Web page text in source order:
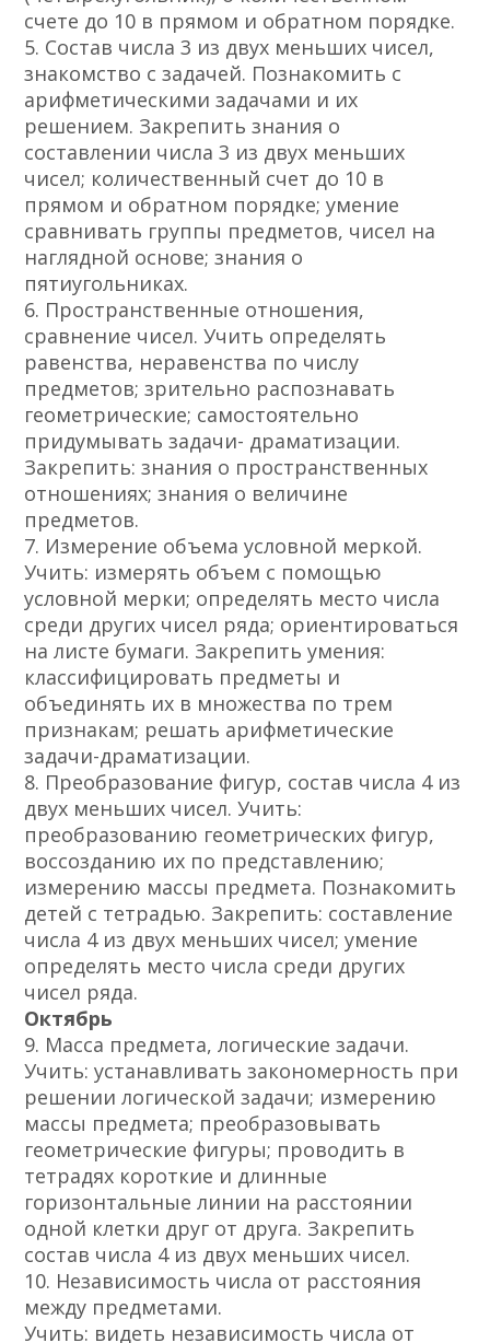
счете до 10 в прямом и обратном порядке.
5. Состав числа 3 из двух меньших чисел,
знакомство с задачей. Познакомить с
арифметическими задачами и их
решением. Закрепить знания о
составлении числа 3 из двух меньших
чисел; количественный счет до 10 в
прямом и обратном порядке; умение
сравнивать группы предметов, чисел на
наглядной основе; знания о
пятиугольниках.
6. Пространственные отношения,
сравнение чисел. Учить определять
равенства, неравенства по числу
предметов; зрительно распознавать
геометрические; самостоятельно
придумывать задачи- драматизации.
Закрепить: знания о пространственных
отношениях; знания о величине
предметов.
7. Измерение объема условной меркой.
Учить: измерять объем с помощью
условной мерки; определять место числа
среди других чисел ряда; ориентироваться
на листе бумаги. Закрепить умения:
классифицировать предметы и
объединять их в множества по трем
признакам; решать арифметические
задачи-драматизации.
8. Преобразование фигур, состав числа 4 из
двух меньших чисел. Учить:
преобразованию геометрических фигур,
воссозданию их по представлению;
измерению массы предмета. Познакомить
детей с тетрадью. Закрепить: составление
числа 4 из двух меньших чисел; умение
определять место числа среди других
чисел ряда.
Октябрь
9. Масса предмета, логические задачи.
Учить: устанавливать закономерность при
решении логической задачи; измерению
массы предмета; преобразовывать
геометрические фигуры; проводить в
тетрадях короткие и длинные
горизонтальные линии на расстоянии
одной клетки друг от друга. Закрепить
состав числа 4 из двух меньших чисел.
10. Независимость числа от расстояния
между предметами.
Учить: видеть независимость числа от